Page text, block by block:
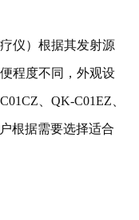
仪）根据其发射源
程度不同，外观设
、QK-C01EZ、
根据需要选择适合